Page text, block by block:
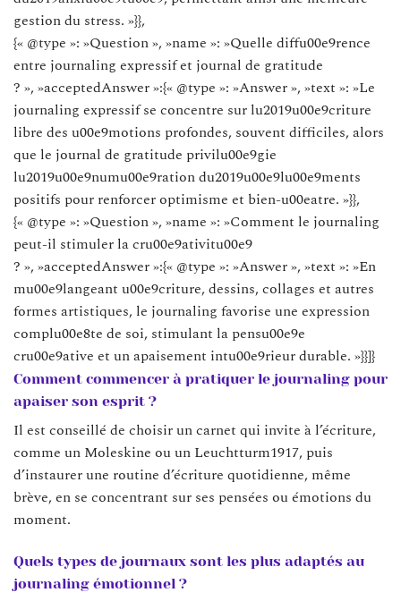
gestion du stress. »}},
{« @type »: »Question », »name »: »Quelle diffu00e9rence
entre journaling expressif et journal de gratitude
? », »acceptedAnswer »:{« @type »: »Answer », »text »: »Le
journaling expressif se concentre sur lu2019u00e9criture
libre des u00e9motions profondes, souvent difficiles, alors
que le journal de gratitude privilu00e9gie
lu2019u00e9numu00e9ration du2019u00e9lu00e9ments
positifs pour renforcer optimisme et bien-u00eatre. »}},
{« @type »: »Question », »name »: »Comment le journaling
peut-il stimuler la cru00e9ativitu00e9
? », »acceptedAnswer »:{« @type »: »Answer », »text »: »En
mu00e9langeant u00e9criture, dessins, collages et autres
formes artistiques, le journaling favorise une expression
complu00e8te de soi, stimulant la pensu00e9e
cru00e9ative et un apaisement intu00e9rieur durable. »}}]}
Comment commencer à pratiquer le journaling pour
apaiser son esprit ?
Il est conseillé de choisir un carnet qui invite à l’écriture,
comme un Moleskine ou un Leuchtturm1917, puis
d’instaurer une routine d’écriture quotidienne, même
brève, en se concentrant sur ses pensées ou émotions du
moment.
Quels types de journaux sont les plus adaptés au
journaling émotionnel ?